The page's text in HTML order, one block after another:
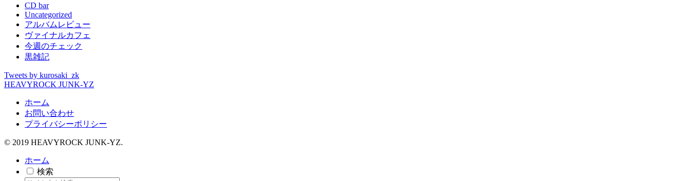
CD bar
Uncategorized
アルバムレビュー
ヴァイナルカフェ
今週のチェック
黒雑記
Tweets by kurosaki_zk
HEAVYROCK JUNK-YZ
ホーム
お問い合わせ
プライバシーポリシー
© 2019 HEAVYROCK JUNK-YZ.
ホーム
検索